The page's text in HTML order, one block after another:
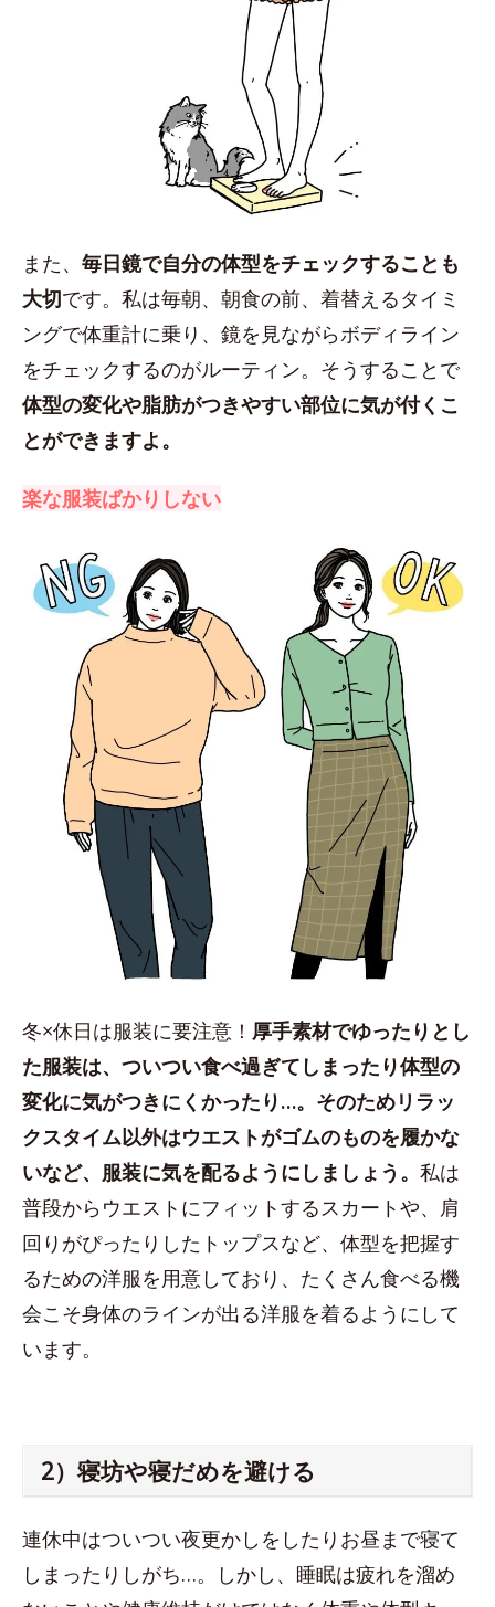
また、 毎日鏡で自分の体型をチェックすることも
大切です。私は毎朝、朝食の前、着替えるタイミ
ングで体重計に乗り、鏡を見ながらボディライン
をチェックするのがルーティン。そうすることで
体型の変化や脂肪がつきやすい部位に気が付くこ
とができますよ。
楽な服装ばかりしない
冬×休日は服装に要注意！ 厚手素材でゆったりとし
た服装は、ついつい食べ過ぎてしまったり体型の
変化に気がつきにくかったり…。そのためリラッ
クスタイム以外はウエストがゴムのものを履かな
いなど、服装に気を配るようにしましょう。 私は
普段からウエストにフィットするスカートや、肩
回りがぴったりしたトップスなど、体型を把握す
るための洋服を用意しており、たくさん食べる機
会こそ身体のラインが出る洋服を着るようにして
います。
2）寝坊や寝だめを避ける
連休中はついつい夜更かしをしたりお昼まで寝て
しまったりしがち…。しかし、睡眠は疲れを溜め